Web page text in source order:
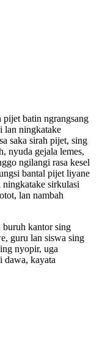
batin ngrangsang
lan ningkatake
saka sirah pijet, sing
nyuda gejala lemes,
ngilangi rasa kesel
bantal pijet liyane
ningkatake sirkulasi
lan nambah
kantor sing
guru lan siswa sing
nyopir, uga
dawa, kayata